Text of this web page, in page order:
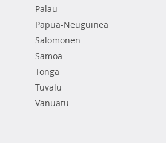
Palau
Papua-Neuguinea
Salomonen
Samoa
Tonga
Tuvalu
Vanuatu